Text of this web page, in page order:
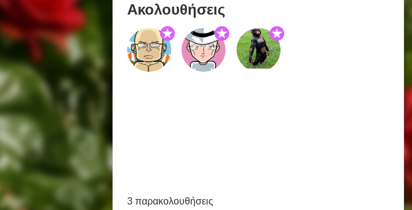
Ακολουθήσεις
3 παρακολουθήσεις